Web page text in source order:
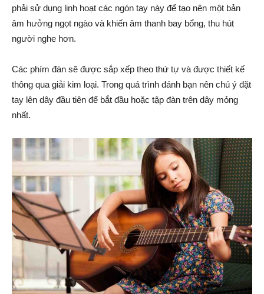
phải sử dụng linh hoạt các ngón tay này để tạo nên một bản
âm hưởng ngọt ngào và khiến âm thanh bay bổng, thu hút
người nghe hơn.
Các phím đàn sẽ được sắp xếp theo thứ tự và được thiết kế
thông qua giải kim loại. Trong quá trình đánh bạn nên chú ý đặt
tay lên dây đầu tiên để bắt đầu hoặc tập đàn trên dây mỏng
nhất.